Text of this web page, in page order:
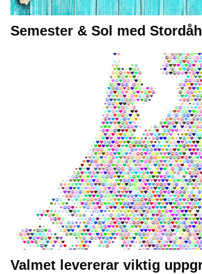
Semester & Sol med
Valmet levererar viktig